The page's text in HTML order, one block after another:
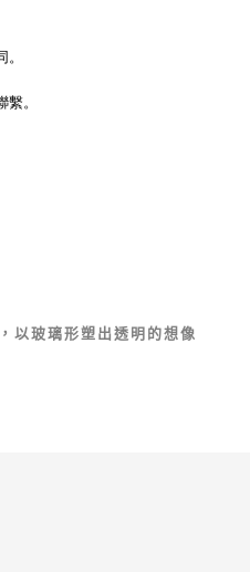
。
以玻璃形塑出透明的想像